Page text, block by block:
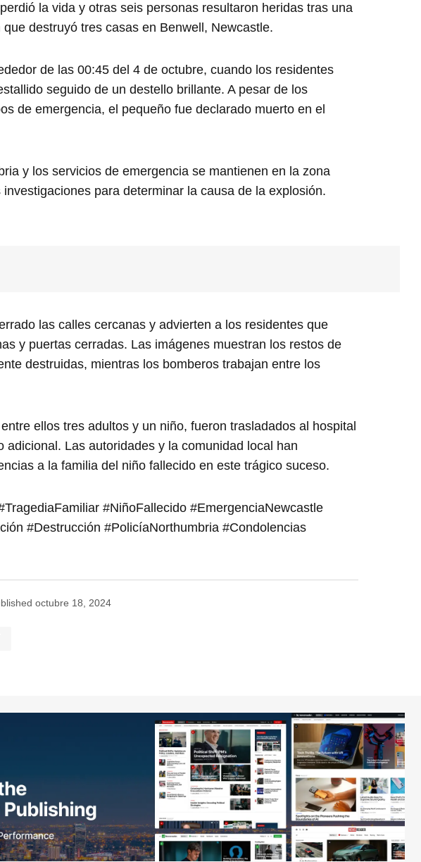
la vida y otras seis personas resultaron heridas tras una
destruyó tres casas en Benwell, Newcastle.
de las 00:45 del 4 de octubre, cuando los residentes
seguido de un destello brillante. A pesar de los
de emergencia, el pequeño fue declarado muerto en el
y los servicios de emergencia se mantienen en la zona
para determinar la causa de la explosión.
las calles cercanas y advierten a los residentes que
y puertas cerradas. Las imágenes muestran los restos de
destruidas, mientras los bomberos trabajan entre los
ellos tres adultos y un niño, fueron trasladados al hospital
adicional. Las autoridades y la comunidad local han
a la familia del niño fallecido en este trágico suceso.
#NiñoFallecido #EmergenciaNewcastle
#Destrucción #PolicíaNorthumbria #Condolencias
octubre 18, 2024
Your E-mail*